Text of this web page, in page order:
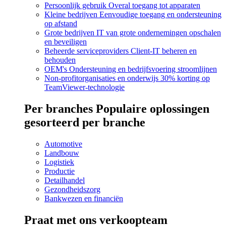
Persoonlijk gebruik Overal toegang tot apparaten
Kleine bedrijven Eenvoudige toegang en ondersteuning
op afstand
Grote bedrijven IT van grote ondernemingen opschalen
en beveiligen
Beheerde serviceproviders Client-IT beheren en
behouden
OEM's Ondersteuning en bedrijfsvoering stroomlijnen
Non-profitorganisaties en onderwijs 30% korting op
TeamViewer-technologie
Per branches Populaire oplossingen
gesorteerd per branche
Automotive
Landbouw
Logistiek
Productie
Detailhandel
Gezondheidszorg
Bankwezen en financiën
Praat met ons verkoopteam